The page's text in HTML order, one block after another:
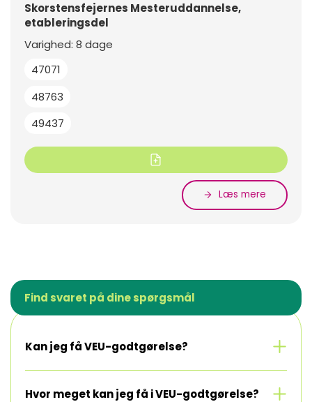
Skorstensfejernes Mesteruddannelse,
etableringsdel
47071
48763
49437
Læs mere
Varighed: 8 dage
Find svaret på dine spørgsmål
Kan jeg få VEU-godtgørelse? Se mere
Hvor meget kan jeg få i VEU-godtgørelse? Se mere